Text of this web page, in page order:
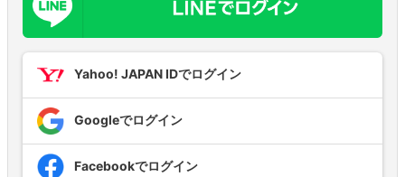
Yahoo! JAPAN IDでログイン
Googleでログイン
Facebookでログイン